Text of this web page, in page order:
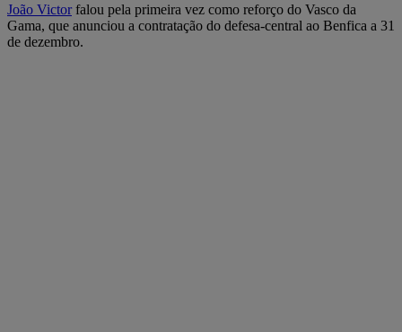
João Victorfalou pela primeira vez como reforço do Vasco da
Gama, que anunciou a contratação do defesa-central ao Benfica a 31
de dezembro.